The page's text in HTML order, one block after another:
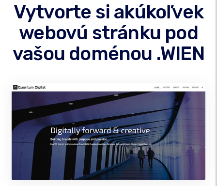
Vytvorte si akúkoľvek
webovú stránku pod
vašou doménou .WIEN